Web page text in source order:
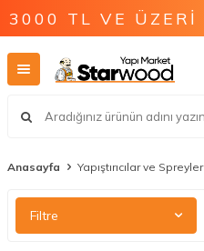
3000 TL VE ÜZERİ
Anasayfa Yapıştırıcılar ve Spreyler
Filtre